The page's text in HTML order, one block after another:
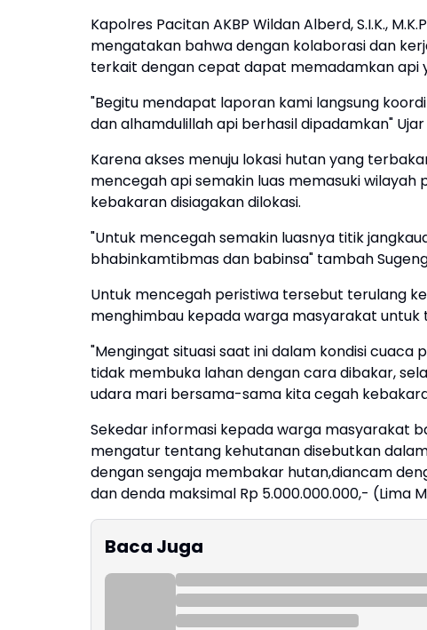
Kapolres Pacitan AKBP Wildan Alberd, S.I.K.,
mengatakan bahwa dengan kolaborasi dan
terkait dengan cepat dapat memadamkan
"Begitu mendapat laporan kami langsung
dan alhamdulillah api berhasil dipadamkan" Ujar
Karena akses menuju lokasi hutan yang
mencegah api semakin luas memasuki
kebakaran disiagakan dilokasi.
"Untuk mencegah semakin luasnya titik
bhabinkamtibmas dan babinsa" tambah
Untuk mencegah peristiwa tersebut terulang
menghimbau kepada warga masyarakat
"Mengingat situasi saat ini dalam kondisi
tidak membuka lahan dengan cara dibakar,
udara mari bersama-sama kita cegah
Sekedar informasi kepada warga masyarakat
mengatur tentang kehutanan disebutkan
dengan sengaja membakar hutan,diancam
dan denda maksimal Rp 5.000.000.000,- (Lima
Baca Juga